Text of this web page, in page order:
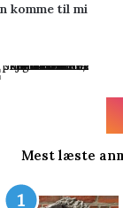
komme til mig
Mest læste